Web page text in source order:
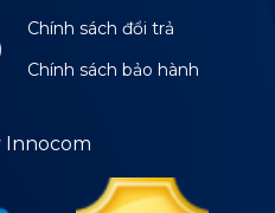
Chính sách đổi trả
Chính sách bảo hành
Innocom